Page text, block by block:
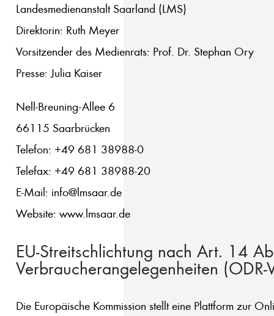
Landesmedienanstalt Saarland (LMS)
Direktorin: Ruth Meyer
Vorsitzender des Medienrats: Prof. Dr. Stephan Ory
Presse: Julia Kaiser
Nell-Breuning-Allee 6
66115 Saarbrücken
Telefon: +49 681 38988-0
Telefax: +49 681 38988-20
E-Mail: info@lmsaar.de
Website: www.lmsaar.de
EU-Streitschlichtung nach Art. 14
Verbraucherangelegenheiten
Die Europäische Kommission stellt eine Plattform zur